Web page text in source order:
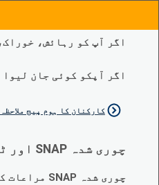
اگر آپ کو رہائش،
اگر آپکو کوئی جان لیوا
کارکنان کا ہوم پیج
چوری شدہ SNAP اور ٹمپریری اسسٹنس (Temporary Assistance, TA) کی مراعات کے متبادل کے متعلق اہم تبدیلیاں:
چوری شدہ SNAP مراعات کے لیے درخواستیں مزید قبول نہیں کی جا رہی ہیں۔